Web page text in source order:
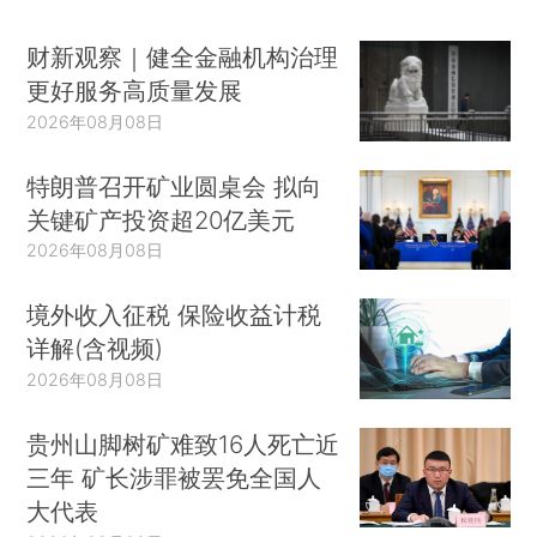
财新观察｜健全金融机构治理
更好服务高质量发展
2026年08月08日
特朗普召开矿业圆桌会 拟向
关键矿产投资超20亿美元
2026年08月08日
境外收入征税 保险收益计税
详解(含视频)
2026年08月08日
贵州山脚树矿难致16人死亡近
三年 矿长涉罪被罢免全国人
大代表